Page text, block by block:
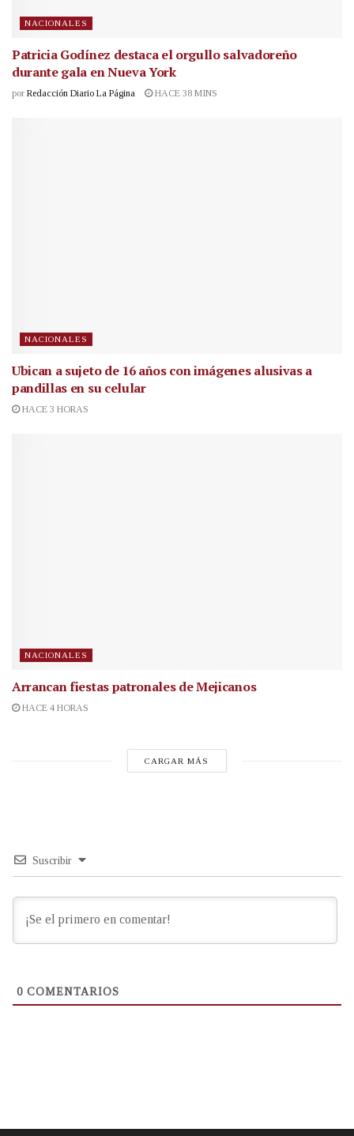
NACIONALES
Patricia Godínez destaca el orgullo salvadoreño
durante gala en Nueva York
por Redacción Diario La Página HACE 38 MINS
NACIONALES
Ubican a sujeto de 16 años con imágenes alusivas a
pandillas en su celular
HACE 3 HORAS
NACIONALES
Arrancan fiestas patronales de Mejicanos
HACE 4 HORAS
CARGAR MÁS
Suscribir
0 COMENTARIOS